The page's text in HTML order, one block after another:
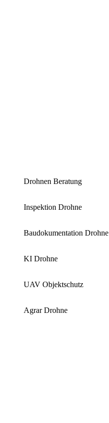
Drohnen Beratung
Inspektion Drohne
Baudokumentation Drohne
KI Drohne
UAV Objektschutz
Agrar Drohne